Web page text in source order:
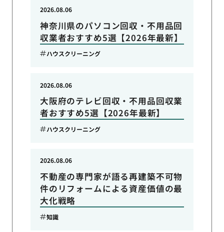
神奈川県のパソコン回収・不用品回
収業者おすすめ5選【2026年最新】
2026.08.06
ハウスクリーニング
大阪府のテレビ回収・不用品回収業
者おすすめ5選【2026年最新】
2026.08.06
ハウスクリーニング
不動産の専門家が語る再建築不可物
件のリフォームによる資産価値の最
大化戦略
2026.08.06
知識